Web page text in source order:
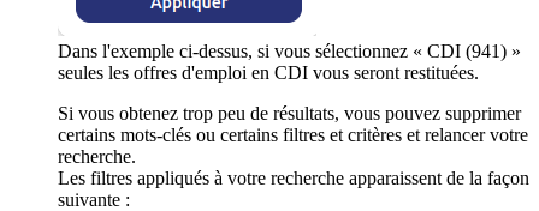
Dans l'exemple ci-dessus, si vous sélectionnez « CDI (941) »
seules les offres d'emploi en CDI vous seront restituées.
Si vous obtenez trop peu de résultats, vous pouvez supprimer
certains mots-clés ou certains filtres et critères et relancer votre
recherche.
Les filtres appliqués à votre recherche apparaissent de la façon
suivante :